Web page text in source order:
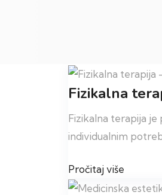
Fizikalna
Fizikalna terapija
individualnim
Pročitaj više